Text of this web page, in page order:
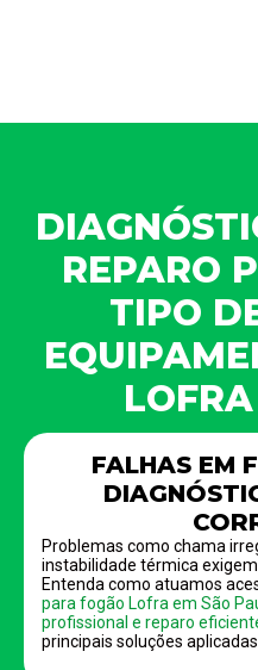
REPARO
TIPO
LOFRA
FALHAS EM
Problemas como chama
instabilidade térmica
Entenda como atuamos
para fogão Lofra em São
profissional e reparo
principais soluções aplicadas.